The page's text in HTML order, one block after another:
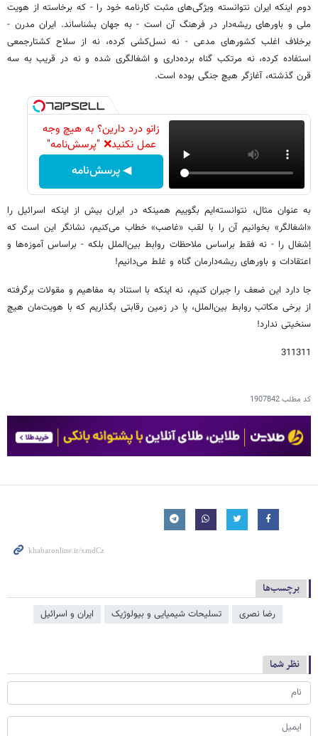
دوم اینکه ایران نتوانسته ویژگی‌های مثبت کارنامه خود را - که برخاسته از هویت
ملی و باورهای ریشه‌دار در فرهنگ آن است - به جهان بشناساند. ایران مدرن -
برخلاف اغلب کشورهای مدعی - نه نسل‌کشی کرده، نه از سلاح کشتارجمعی
استفاده کرده، نه مرتکب گناه برده‌داری و اشغالگری شده و نه در قریب به سه
قرن گذشته، آغازگر هیچ جنگی بوده است.
زانو درد دارین؟ به هیچ وجه
عمل نکنید❌ "پرسش‌نامه"
◀ پرسش‌نامه
به عنوان مثال، نتوانسته‌ایم بگوییم همینکه در ایران بیش از اینکه اسرائیل را
«اشغالگر» بخوانیم آن را با لقب «غاصب» خطاب می‌کنیم، نشانگر این است که
اِشغال را - نه فقط براساس ملاحظات روابط بین‌الملل بلکه - براساس آموزه‌ها و
اعتقادات و باورهای‌ ریشه‌دارمان گناه و غلط می‌دانیم!
جا دارد این ضعف را جبران کنیم، نه اینکه با استناد به مفاهیم و مقولات برگرفته
از برخی مکاتب روابط بین‌الملل، پا در زمین رقابتی بگذاریم که با هویت‌مان هیچ
سنخیتی ندارد!
311311
کد مطلب1907842
برچسب‌ها
رضا نصری تسلیحات شیمیایی و بیولوژیک ایران و اسرائیل
نظر شما